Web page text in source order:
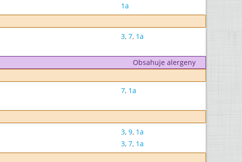
1a
3, 7, 1a
Obsahuje alergeny
7, 1a
3, 9, 1a
3, 7, 1a